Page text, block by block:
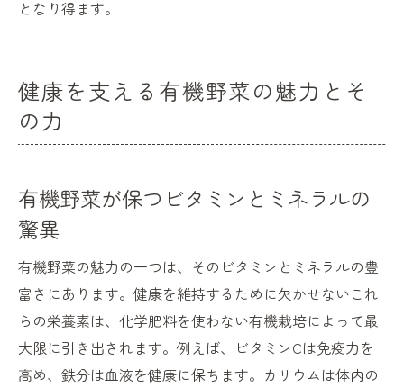
となり得ます。
健康を支える有機野菜の魅力とそ
の力
有機野菜が保つビタミンとミネラルの
驚異
有機野菜の魅力の一つは、そのビタミンとミネラルの豊
富さにあります。健康を維持するために欠かせないこれ
らの栄養素は、化学肥料を使わない有機栽培によって最
大限に引き出されます。例えば、ビタミンCは免疫力を
高め、鉄分は血液を健康に保ちます。カリウムは体内の